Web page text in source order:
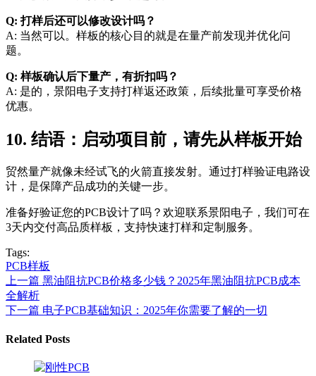
Q: 打样后还可以修改设计吗？
A: 当然可以。样板的核心目的就是在量产前发现并优化问
题。
Q: 样板确认后下量产，有折扣吗？
A: 是的，景阳电子支持打样返还政策，后续批量可享受价格
优惠。
10. 结语：启动项目前，请先从样板开始
贸然量产就像未经试飞的火箭直接发射。通过打样验证电路设
计，是保障产品成功的关键一步。
准备好验证您的PCB设计了吗？欢迎联系景阳电子，我们可在
3天内交付高品质样板，支持快速打样和定制服务。
Tags:
PCB样板
上一篇 黑油阻抗PCB价格多少钱？2025年黑油阻抗PCB成本
全解析
下一篇 电子PCB基础知识：2025年你需要了解的一切
Related Posts